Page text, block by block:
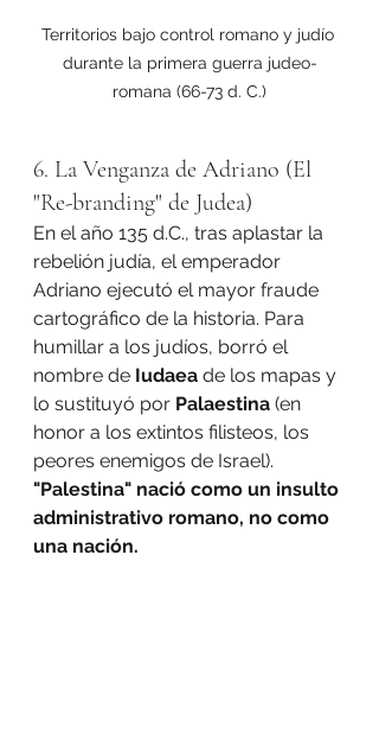
Territorios bajo control romano y judío
durante la primera guerra judeo-
romana (66-73 d. C.)
6. La Venganza de Adriano (El
"Re-branding" de Judea)
En el año 135 d.C., tras aplastar la
rebelión judía, el emperador
Adriano ejecutó el mayor fraude
cartográfico de la historia. Para
humillar a los judíos, borró el
nombre de Iudaea de los mapas y
lo sustituyó por Palaestina (en
honor a los extintos filisteos, los
peores enemigos de Israel).
"Palestina" nació como un insulto
administrativo romano, no como
una nación.